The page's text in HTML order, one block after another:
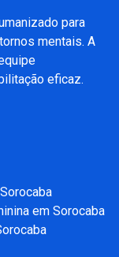
para
mentais. A
eficaz.
em Sorocaba